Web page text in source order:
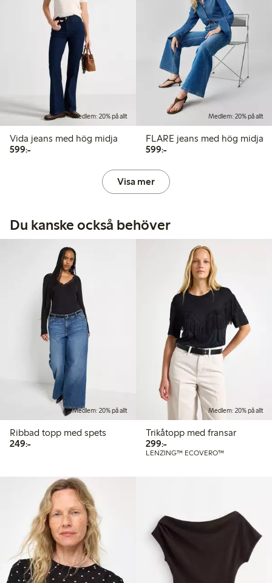
Medlem: 20% på allt
Vida jeans med hög midja
599:-599,00 kr
Medlem: 20% på allt
FLARE jeans med hög midja
599:-599,00 kr
Visa mer
Du kanske också behöver
Medlem: 20% på allt
Ribbad topp med spets
249:-249,00 kr
Medlem: 20% på allt
Trikåtopp med fransar
299:-299,00 kr
LENZING™ ECOVERO™